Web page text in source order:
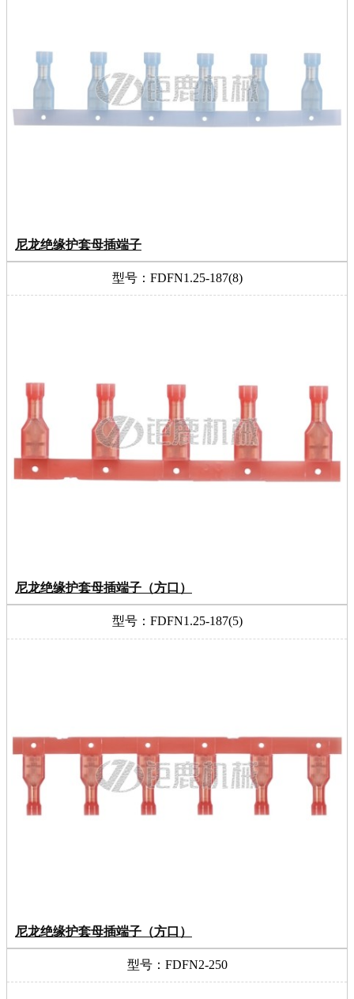
尼龙绝缘护套母插端子
型号：FDFN1.25-187(8)
尼龙绝缘护套母插端子（方口）
型号：FDFN1.25-187(5)
尼龙绝缘护套母插端子（方口）
型号：FDFN2-250